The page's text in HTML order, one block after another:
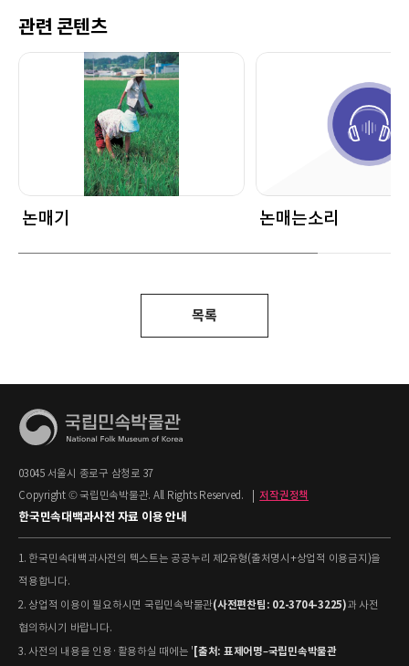
관련 콘텐츠
논매기 논매는소리
목록
03045 서울시 종로구 삼청로 37
Copyright © 국립민속박물관. All Rights Reserved.
저작권정책
한국민속대백과사전 자료 이용 안내
1. 한국민속대백과사전의 텍스트는 공공누리 제2유형(출처명시+상업적 이용금지)을
적용합니다.
2. 상업적 이용이 필요하시면 국립민속박물관(사전편찬팀: 02-3704-3225)과 사전
협의하시기 바랍니다.
3. 사전의 내용을 인용·활용하실 때에는 ' [출처: 표제어명–국립민속박물관